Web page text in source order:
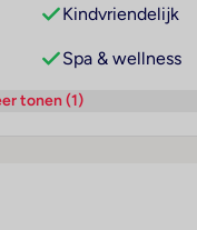
Kindvriendelijk
Spa & wellness
tonen (1)